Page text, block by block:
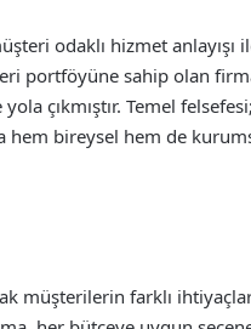
odaklı hizmet anlayışı
portföyüne sahip olan
çıkmıştır. Temel
bireysel hem de
müşterilerin farklı